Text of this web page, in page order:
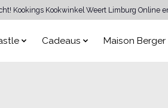
Kookings Kookwinkel Weert Limburg Online
Cadeaus Maison